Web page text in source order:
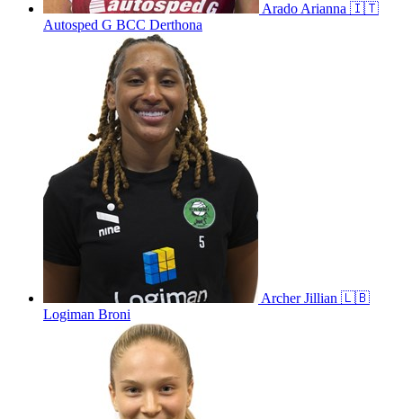
AradoArianna 🇮🇹
Autosped G BCC Derthona
ArcherJillian 🇱🇧
Logiman Broni